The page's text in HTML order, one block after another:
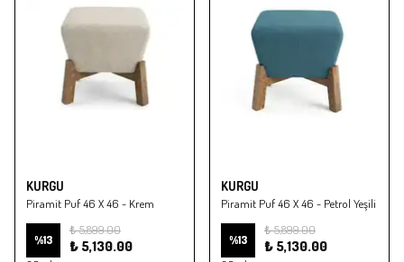
KURGU
Piramit Puf 46 X 46 - Krem
%13
₺ 5,899.00
₺ 5,130.00
KURGU
Piramit Puf 46 X 46 - Petrol Yeşili
%13
₺ 5,899.00
₺ 5,130.00